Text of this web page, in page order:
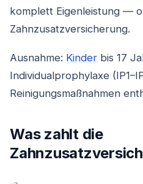
komplett Eigenleistung —
Zahnzusatzversicherung.
Ausnahme: Kinder bis 17
Individualprophylaxe
Reinigungsmaßnahmen
Was zahlt die